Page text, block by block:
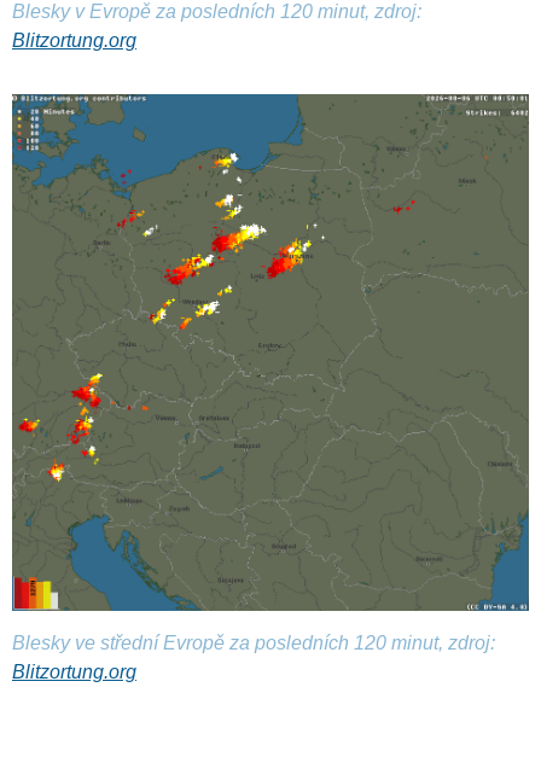
Blesky v Evropě za posledních 120 minut, zdroj:
Blitzortung.org
Blesky ve střední Evropě za posledních 120 minut, zdroj:
Blitzortung.org